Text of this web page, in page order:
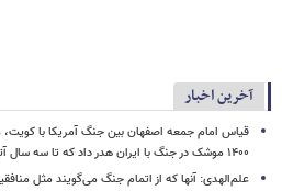
آخرین اخبار
قیاس امام جمعه اصفهان بین جنگ آمریکا با
۱۴۰۰ موشک در جنگ با ایران هدر داد که تا سه سال آتی قابل جبران نیست